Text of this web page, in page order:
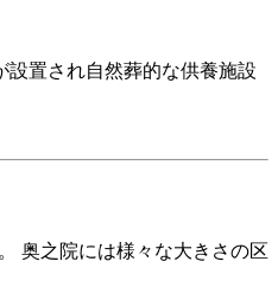
設置され自然葬的な供養施設
奥之院には様々な大きさの区